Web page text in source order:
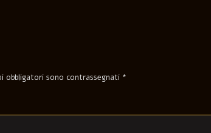
obbligatori sono contrassegnati *